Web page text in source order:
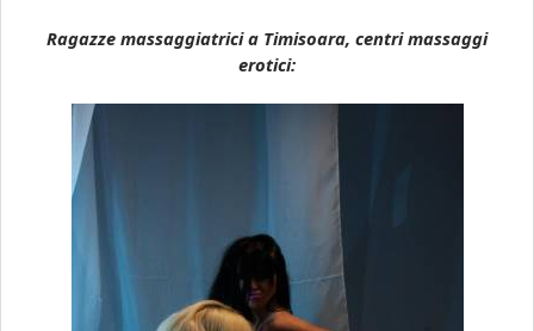
Ragazze massaggiatrici a Timisoara, centri massaggi
erotici: